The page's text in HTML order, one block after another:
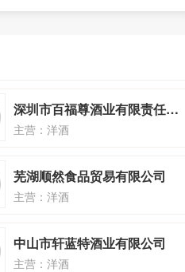
深圳市百福尊酒业有限责任公司
主营：洋酒
芜湖顺然食品贸易有限公司
主营：洋酒
中山市轩蓝特酒业有限公司
主营：洋酒